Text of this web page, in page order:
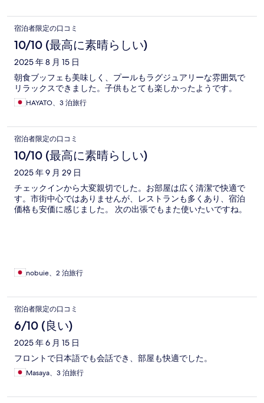
宿泊者限定の口コミ
10/10 (最高に素晴らしい)
2025 年 8 月 15 日
朝食ブッフェも美味しく、プールもラグジュアリーな雰囲気で
リラックスできました。子供もとても楽しかったようです。
HAYATO、3 泊旅行
宿泊者限定の口コミ
10/10 (最高に素晴らしい)
2025 年 9 月 29 日
チェックインから大変親切でした。お部屋は広く清潔で快適で
す。市街中心ではありませんが、レストランも多くあり、宿泊
価格も安価に感じました。 次の出張でもまた使いたいですね。
nobuie、2 泊旅行
宿泊者限定の口コミ
6/10 (良い)
2025 年 6 月 15 日
フロントで日本語でも会話でき、部屋も快適でした。
Masaya、3 泊旅行